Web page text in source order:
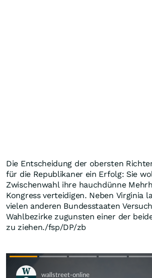
Die Entscheidung der obersten
für die Republikaner ein Erfolg: Sie
Zwischenwahl ihre hauchdünne
Kongress verteidigen. Neben Virginia
vielen anderen Bundesstaaten
Wahlbezirke zugunsten einer der
zu ziehen./fsp/DP/zb